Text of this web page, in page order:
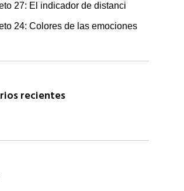
27: El indicador de distanci
24: Colores de las emociones
recientes